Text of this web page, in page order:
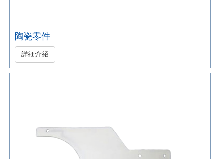
陶瓷零件
詳細介紹